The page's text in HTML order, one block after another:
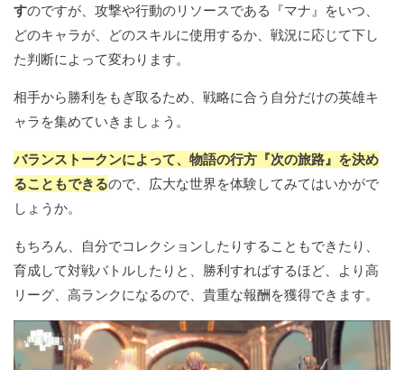
すのですが、攻撃や行動のリソースである『マナ』をいつ、
どのキャラが、どのスキルに使用するか、戦況に応じて下し
た判断によって変わります。
相手から勝利をもぎ取るため、戦略に合う自分だけの英雄キ
ャラを集めていきましょう。
バランストークンによって、物語の行方『次の旅路』を決め
ることもできるので、広大な世界を体験してみてはいかがで
しょうか。
もちろん、自分でコレクションしたりすることもできたり、
育成して対戦バトルしたりと、勝利すればするほど、より高
リーグ、高ランクになるので、貴重な報酬を獲得できます。